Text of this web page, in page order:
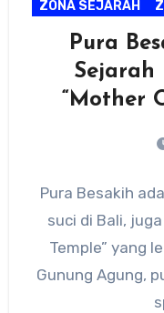
ZONA SEJARAH
Pura
Sejarah
“Mother
Pura Besakih
suci di Bali,
Temple” yang
Gunung Agung,